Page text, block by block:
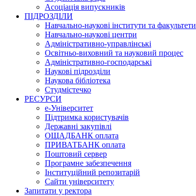
Асоціація випускників
ПІДРОЗДІЛИ
Навчально-наукові інститути та факультети
Навчально-наукові центри
Адміністративно-управлінські
Освітньо-виховний та науковий процес
Адміністративно-господарські
Наукові підрозділи
Наукова бібліотека
Студмістечко
РЕСУРСИ
е-Університет
Підтримка користувачів
Державні закупівлі
ОЩАДБАНК оплата
ПРИВАТБАНК оплата
Поштовий сервер
Програмне забезпечення
Інституційний репозитарій
Сайти університету
Запитати у ректора